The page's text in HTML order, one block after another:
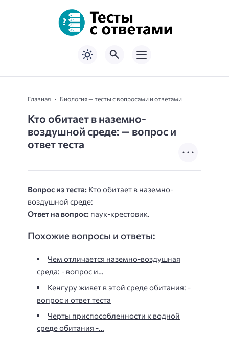
Главная Биология — тесты с вопросами и ответами
Кто обитает в наземно-
воздушной среде: — вопрос и
ответ теста
Вопрос из теста: Кто обитает в наземно-
воздушной среде:
Ответ на вопрос: паук-крестовик.
Похожие вопросы и ответы:
Чем отличается наземно-воздушная
среда: - вопрос и…
Кенгуру живет в этой среде обитания: -
вопрос и ответ теста
Черты приспособленности к водной
среде обитания -…